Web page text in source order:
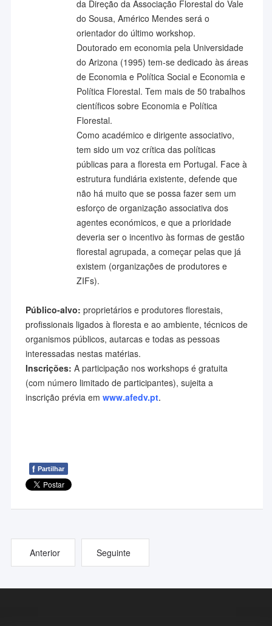
da Direção da Associação Florestal do Vale
do Sousa, Américo Mendes será o
orientador do último workshop.
Doutorado em economia pela Universidade
do Arizona (1995) tem-se dedicado às áreas
de Economia e Política Social e Economia e
Política Florestal. Tem mais de 50 trabalhos
científicos sobre Economia e Política
Florestal.
Como académico e dirigente associativo,
tem sido um voz crítica das políticas
públicas para a floresta em Portugal. Face à
estrutura fundiária existente, defende que
não há muito que se possa fazer sem um
esforço de organização associativa dos
agentes económicos, e que a prioridade
deveria ser o incentivo às formas de gestão
florestal agrupada, a começar pelas que já
existem (organizações de produtores e
ZIFs).
Público-alvo: proprietários e produtores florestais,
profissionais ligados à floresta e ao ambiente, técnicos de
organismos públicos, autarcas e todas as pessoas
interessadas nestas matérias.
Inscrições: A participação nos workshops é gratuita
(com número limitado de participantes), sujeita a
inscrição prévia em www.afedv.pt.
f Partilhar
Anterior Seguinte